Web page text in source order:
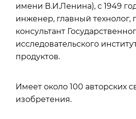
имени В.И.Ленина), с 1949
инженер, главный технолог,
консультант
исследовательского
продуктов.
Имеет около 100 авторских
изобретения.